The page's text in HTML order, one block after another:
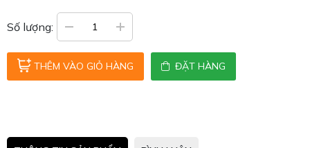
Số lượng:
THÊM VÀO GIỎ HÀNG ĐẶT HÀNG